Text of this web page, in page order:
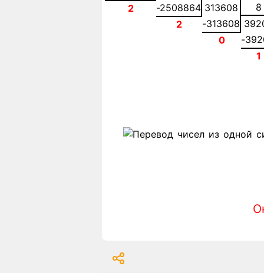
2
-2508864 313608
8
2
-313608
0
-
1